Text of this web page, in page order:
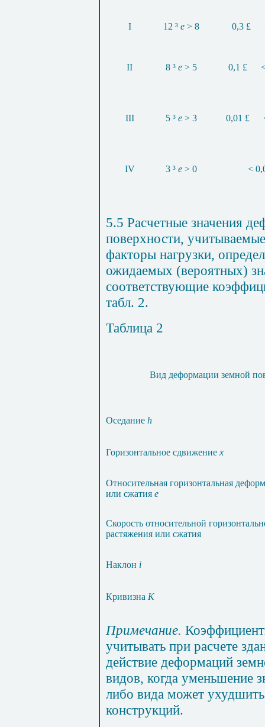
I 12 ³ e> 8 0,3 £
II 8 ³ e> 5 0,1 £
III 5 ³ e> 3 0,01 £
IV 3 ³ e> 0 <
5.5 Расчетные значения
поверхности,
факторы нагрузки,
ожидаемых (вероятных)
соответствующие
табл. 2.
Таблица 2
Вид деформации земной
Оседание h
Горизонтальное сдвижение x
Относительная горизонтальная
или сжатия e
Скорость относительной
растяжения или сжатия
Наклон i
Кривизна К
Примечание.
учитывать при расчете
действие деформаций
видов, когда уменьшение
либо вида может
конструкций.